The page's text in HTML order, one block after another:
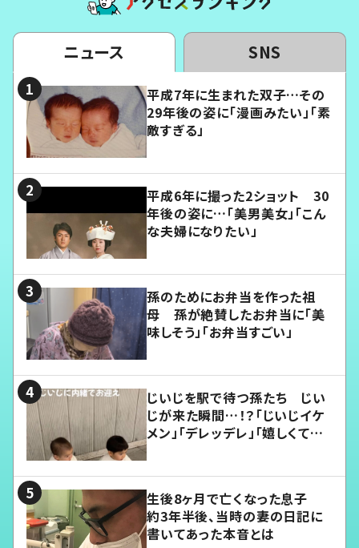
ニュース SNS
平成7年に生まれた双子…その
29年後の姿に「漫画みたい」「素
敵すぎる」
平成6年に撮った2ショット 30
年後の姿に…「美男美女」「こん
な夫婦になりたい」
孫のためにお弁当を作った祖
母 孫が絶賛したお弁当に「美
味しそう」「お弁当すごい」
じいじを駅で待つ孫たち じい
じが来た瞬間…！？「じいじイケ
メン」「デレッデレ」「嬉しくて可
生後8ヶ月で亡くなった息子
約3年半後、当時の妻の日記に
書いてあった本音とは